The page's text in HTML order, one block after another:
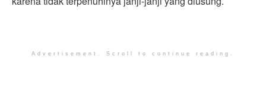
Advertisement. Scroll to continue reading.